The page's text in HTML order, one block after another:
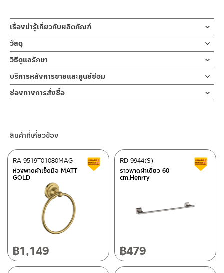
เรื่องน่ารู้เกี่ยวกับผลิตภัณฑ์
ราวพาดผ้าเช็ดตัว แบบราวเดียว ขนาดความยาว 60 ซม. ผลิตจากส
แตนเลสเกรด 304 ชุบสีโครเมี่ยม ขายึดออกแบบสไตล์ร่วมสมัย
ราวพาดผ้าเดี่ยว ยาว 60 ซม. สามารถพาดผ้าเช็ดตัว หรือ ผ้าเช็ดมือ
ผลิตจาก สแตนเลส เกรด 304ชุบสีโครเมี่ยม ทนทานแข็งแรง ต้านการ
กัดกร่อนสูง และไม่ขึ้นสนิม ส่วนยึดแขวนมีความแข็งแรง การออกแบบ
ให้ความรู้สึก ร่วมสมัย
วัสดุ
ราวพาดผ้า
ผลิตจากสแตนเลสเกรด 304 ชุบสีโครเมี่ยม
วิธีดูแลรักษา
คำแนะนำในการดูแลรักษาผลิตภัณฑ์
1. ไม่ทำสินค้าให้เกิดความเสียหายอื่น ๆ นอกจากการใช้งานปกติ เช่นไม่
ทำตก ไม่งัดหรือโยกสินค้าแรงๆ
2. ทำความสะอาดสินค้าโดยการใช้ผ้านุ่มๆชุบน้ำหมาดๆแล้วเช็ดให้แห้ง
4. ห้ามใช้แปรง วัสดุแข็ง หยาบ ห้ามใช้ฝอยขัดทำความสะอาด ขัดหรือถู
บริการหลังการขายและศูนย์ซ่อม
ช่องทางออนไลน์
– Email: contact@charnpaiboon.com
ศูนย์บริการและอะไหล่ กรุงเทพฯ
662/61-62 ถนน พระราม3 แขวงบางโพงพาง เขตยานนาวา กรุงเทพฯ
โทร: 02-358-0080 / 080-075-8668 / 091-545-0556
ช่องทางการสั่งซื้อ
– Shopee
–Lazada
–ซื้อสินค้าชิ้นนี้บน Shopee>> คลิกที่นี่<<
–ซื้อสินค้าชิ้นนี้บน Lazada คลิกที่นี่<<
ติดต่อพนักงานขาย / Contact Sales Staff
โทร: 02-285-5795
@charnpaiboon.sales
สินค้าที่เกี่ยวข้อง
ห่วงพาดผ้าเช็ดมือ MATT
GOLD
RA 9519T01080MAG สินค้าลดราคา เคลียร์สต็อก
฿1,149
ราวพาดผ้าเดี่ยว 60
cm.Henrry
RD 9944(S)
฿479